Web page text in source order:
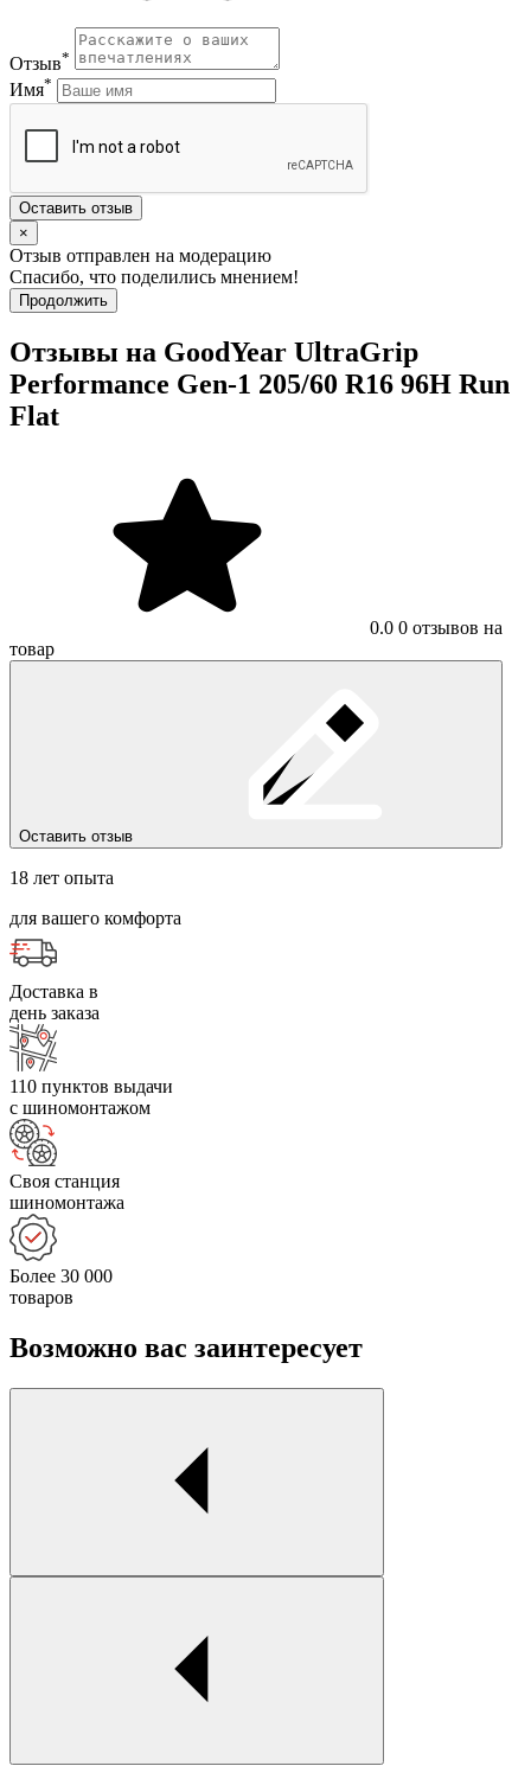
Отзыв*
Имя*
Оставить отзыв
×
Отзыв отправлен на модерацию
Спасибо, что поделились мнением!
Продолжить
Отзывы на GoodYear UltraGrip
Performance Gen-1 205/60 R16 96H Run
Flat
0.0 0 отзывов на
товар
Оставить отзыв
18 лет опыта
для вашего комфорта
Доставка в
день заказа
110 пунктов выдачи
с шиномонтажом
Своя станция
шиномонтажа
Более 30 000
товаров
Возможно вас заинтересует